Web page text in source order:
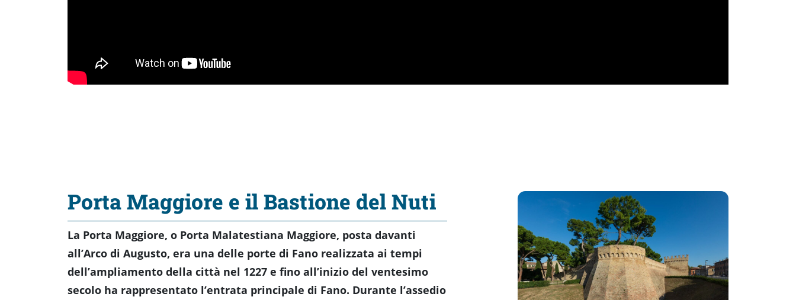
Porta Maggiore e il Bastione del Nuti
La Porta Maggiore, o Porta Malatestiana Maggiore, posta davanti
all’Arco di Augusto, era una delle porte di Fano realizzata ai tempi
dell’ampliamento della città nel 1227 e fino all’inizio del ventesimo
secolo ha rappresentato l’entrata principale di Fano. Durante l’assedio